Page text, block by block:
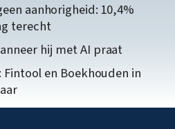
aanhorigheid: 10,4%
terecht
hij met AI praat
Fintool en Boekhouden in